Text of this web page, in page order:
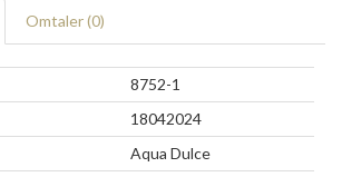
Omtaler (0)
8752-1
18042024
Aqua Dulce